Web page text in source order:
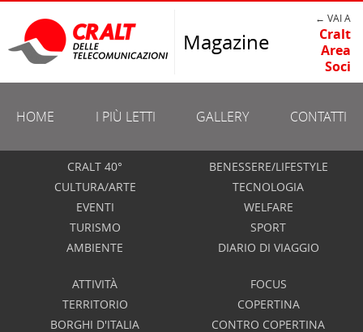
Magazine
← VAI A
Cralt
Area
Soci
HOME I PIÙ LETTI GALLERY CONTATTI
CRALT 40°
CULTURA/ARTE
EVENTI
TURISMO
AMBIENTE
BENESSERE/LIFESTYLE
TECNOLOGIA
WELFARE
SPORT
DIARIO DI VIAGGIO
ATTIVITÀ
TERRITORIO
BORGHI D'ITALIA
FOCUS
COPERTINA
CONTRO COPERTINA